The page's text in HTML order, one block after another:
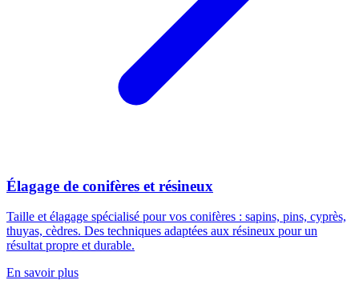
Élagage de conifères et résineux
Taille et élagage spécialisé pour vos conifères : sapins, pins, cyprès,
thuyas, cèdres. Des techniques adaptées aux résineux pour un
résultat propre et durable.
En savoir plus